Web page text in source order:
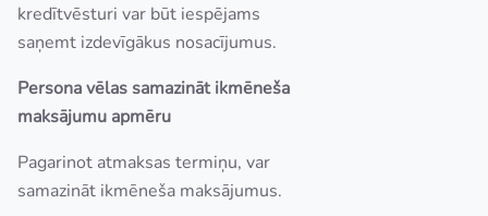
kredītvēsturi var būt iespējams
saņemt izdevīgākus nosacījumus.
Persona vēlas samazināt ikmēneša
maksājumu apmēru
Pagarinot atmaksas termiņu, var
samazināt ikmēneša maksājumus.